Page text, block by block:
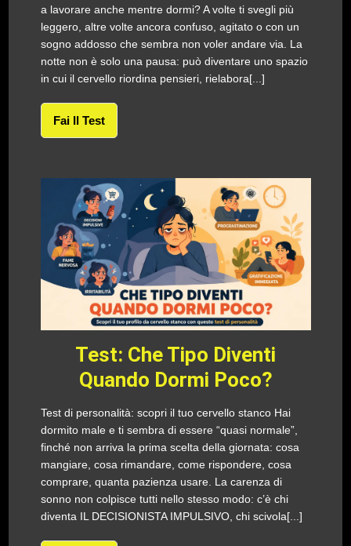
a lavorare anche mentre dormi? A volte ti svegli più
leggero, altre volte ancora confuso, agitato o con un
sogno addosso che sembra non voler andare via. La
notte non è solo una pausa: può diventare uno spazio
in cui il cervello riordina pensieri, rielabora[...]
Fai Il Test
Test: Che Tipo Diventi
Quando Dormi Poco?
Test di personalità: scopri il tuo cervello stanco Hai
dormito male e ti sembra di essere “quasi normale”,
finché non arriva la prima scelta della giornata: cosa
mangiare, cosa rimandare, come rispondere, cosa
comprare, quanta pazienza usare. La carenza di
sonno non colpisce tutti nello stesso modo: c’è chi
diventa IL DECISIONISTA IMPULSIVO, chi scivola[...]